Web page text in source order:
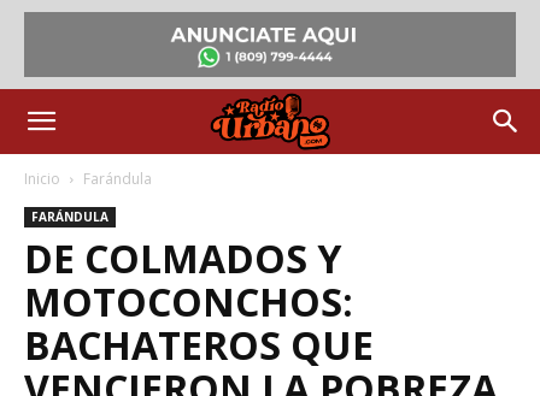
Inicio Farándula
FARÁNDULA
DE COLMADOS Y
MOTOCONCHOS:
BACHATEROS QUE